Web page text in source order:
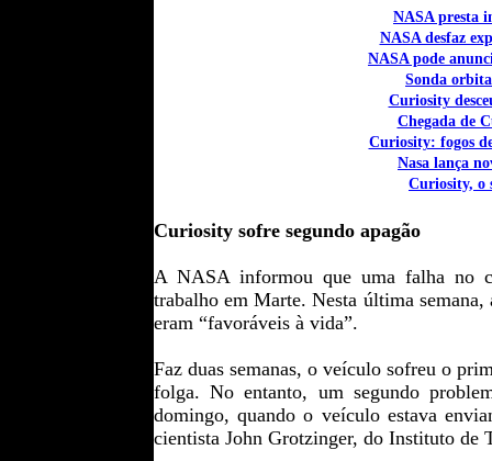
NASA presta
NASA desfaz
NASA pode
Sonda
Curiosity
Chegada de
Curiosity: fogos
Nasa lança
Curiosity, o
Curiosity sofre segundo apagão
A NASA informou que uma falha no
trabalho em Marte. Nesta última
eram “favoráveis à vida”.
Faz duas semanas, o veículo sofreu o
folga. No entanto, um segundo
domingo, quando o veículo estava
cientista John Grotzinger, do Instituto de